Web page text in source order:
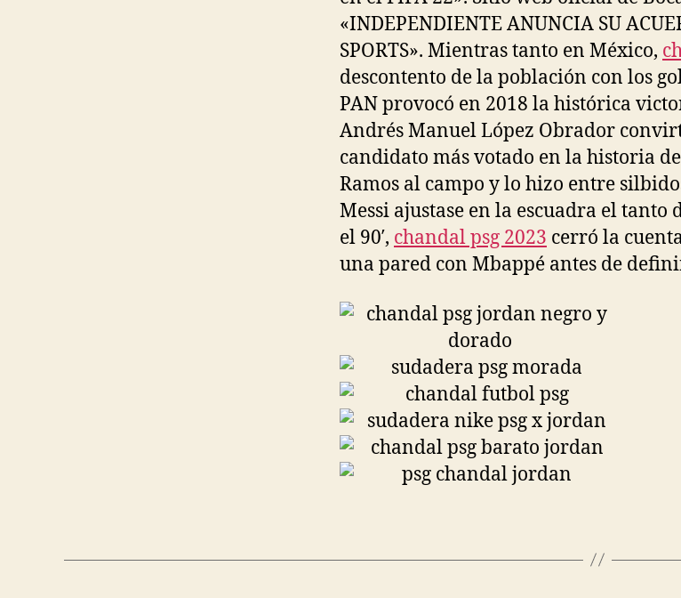
«INDEPENDIENTE ANUNCIA SU
SPORTS». Mientras tanto en México,
descontento de la población con los
PAN provocó en 2018 la histórica
Andrés Manuel López Obrador
candidato más votado en la historia
Ramos al campo y lo hizo entre
Messi ajustase en la escuadra el tanto
el 90′, chandal psg 2023 cerró la
una pared con Mbappé antes de